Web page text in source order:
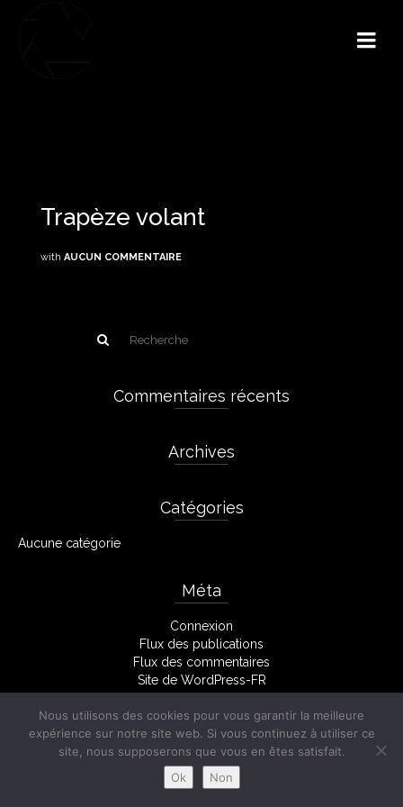
Trapèze volant
with AUCUN COMMENTAIRE
Commentaires récents
Archives
Catégories
Aucune catégorie
Méta
Connexion
Flux des publications
Flux des commentaires
Site de WordPress-FR
Facebook
Nous utilisons des cookies pour vous garantir la meilleure
expérience sur notre site web. Si vous continuez à utiliser ce
site, nous supposerons que vous en êtes satisfait.
Ok
Non